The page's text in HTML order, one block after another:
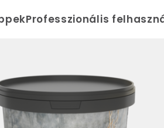
Professzionális